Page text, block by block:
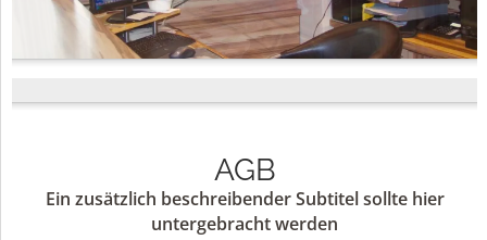
AGB
Ein zusätzlich beschreibender Subtitel sollte hier
untergebracht werden